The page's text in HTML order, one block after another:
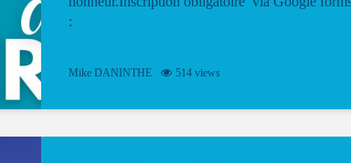
:
Mike DANINTHE 514 views